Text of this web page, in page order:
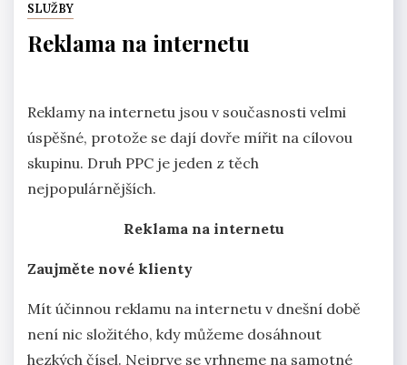
SLUŽBY
Reklama na internetu
Reklamy na internetu jsou v současnosti velmi
úspěšné, protože se dají dovře mířit na cílovou
skupinu. Druh PPC je jeden z těch
nejpopulárnějších.
Reklama na internetu
Zaujměte nové klienty
Mít účinnou reklamu na internetu v dnešní době
není nic složitého, kdy můžeme dosáhnout
hezkých čísel. Nejprve se vrhneme na samotné